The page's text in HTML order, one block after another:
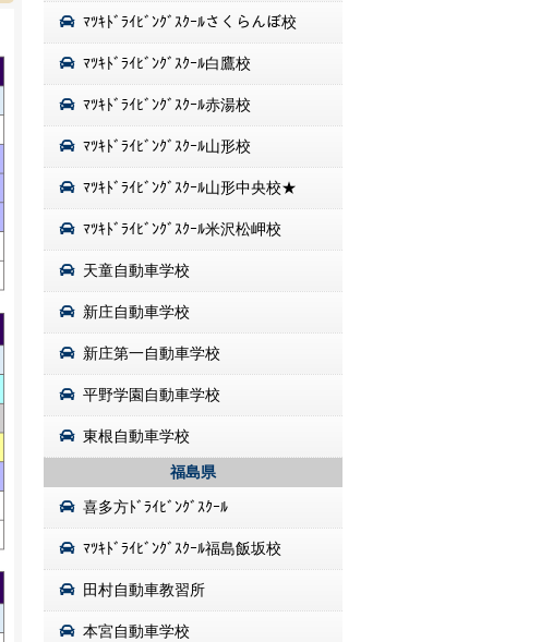
ﾏﾂｷﾄﾞﾗｲﾋﾞﾝｸﾞｽｸｰﾙさくらんぼ校
ﾏﾂｷﾄﾞﾗｲﾋﾞﾝｸﾞｽｸｰﾙ白鷹校
ﾏﾂｷﾄﾞﾗｲﾋﾞﾝｸﾞｽｸｰﾙ赤湯校
ﾏﾂｷﾄﾞﾗｲﾋﾞﾝｸﾞｽｸｰﾙ山形校
ﾏﾂｷﾄﾞﾗｲﾋﾞﾝｸﾞｽｸｰﾙ山形中央校★
ﾏﾂｷﾄﾞﾗｲﾋﾞﾝｸﾞｽｸｰﾙ米沢松岬校
天童自動車学校
新庄自動車学校
新庄第一自動車学校
平野学園自動車学校
東根自動車学校
福島県
喜多方ﾄﾞﾗｲﾋﾞﾝｸﾞｽｸｰﾙ
ﾏﾂｷﾄﾞﾗｲﾋﾞﾝｸﾞｽｸｰﾙ福島飯坂校
田村自動車教習所
本宮自動車学校